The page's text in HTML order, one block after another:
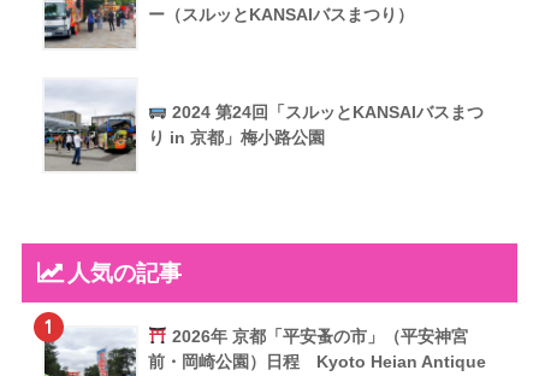
ー（スルッとKANSAIバスまつり）
2024 第24回「スルッとKANSAIバスまつ
り in 京都」梅小路公園
人気の記事
1
2026年 京都「平安蚤の市」（平安神宮
前・岡崎公園）日程 Kyoto Heian Antique